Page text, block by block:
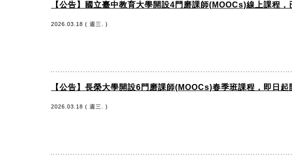
【公告】國立臺中教育大學開設4門磨課師(MOOCs)線上課程
2026.03.18 ( 週三. )
【公告】長榮大學開設6門磨課師(MOOCs)春季班課程，即日
2026.03.18 ( 週三. )